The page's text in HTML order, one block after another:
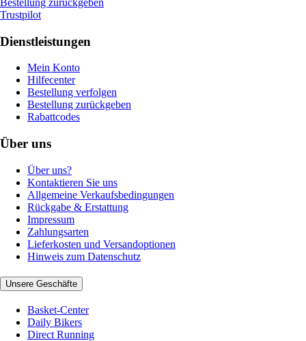
Trustpilot
Dienstleistungen
Mein Konto
Hilfecenter
Bestellung verfolgen
Bestellung zurückgeben
Rabattcodes
Über uns
Über uns?
Kontaktieren Sie uns
Allgemeine Verkaufsbedingungen
Rückgabe & Erstattung
Impressum
Zahlungsarten
Lieferkosten und Versandoptionen
Hinweis zum Datenschutz
Unsere Geschäfte
Basket-Center
Daily Bikers
Direct Running